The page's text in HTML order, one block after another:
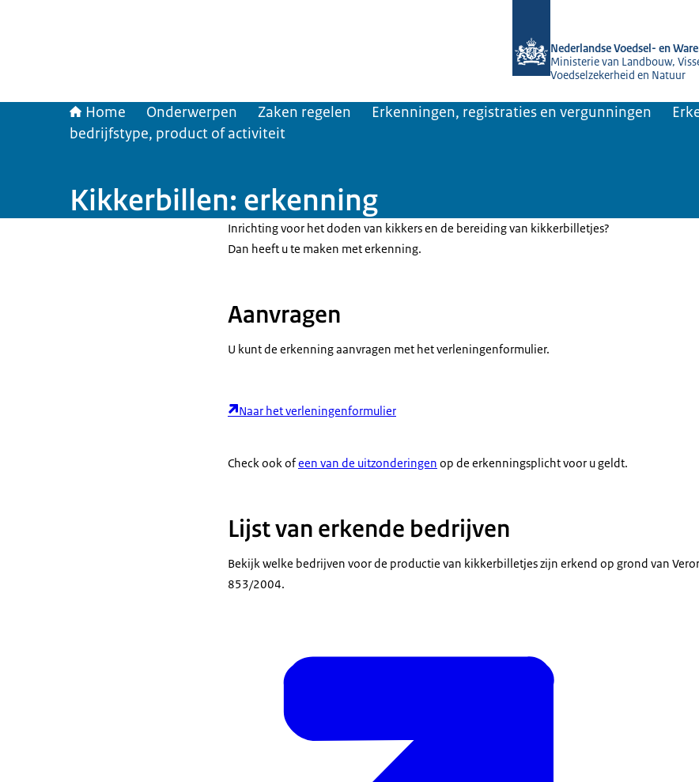
Nederlandse Voedsel- en
Ministerie van Landbouw,
Voedselzekerheid en Natuur
Home Onderwerpen Zaken regelen Erkenningen, registraties en vergunningen
bedrijfstype, product of activiteit
Kikkerbillen: erkenning
Inrichting voor het doden van kikkers en de bereiding van kikkerbilletjes?
Dan heeft u te maken met erkenning.
Aanvragen
U kunt de erkenning aanvragen met het verleningenformulier.
Naar het verleningenformulier
Check ook ofeen van de uitzonderingen op de erkenningsplicht voor u geldt.
Lijst van erkende bedrijven
Bekijk welke bedrijven voor de productie van kikkerbilletjes zijn erkend op grond van
853/2004.